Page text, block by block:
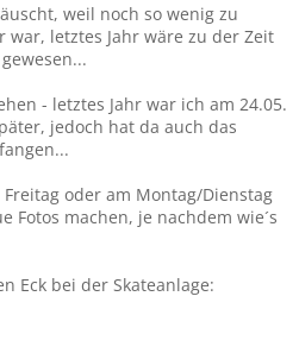
weil noch so wenig zu
letztes Jahr wäre zu der Zeit
- letztes Jahr war ich am 24.05.
jedoch hat da auch das
oder am Montag/Dienstag
Fotos machen, je nachdem wie´s
Eck bei der Skateanlage: